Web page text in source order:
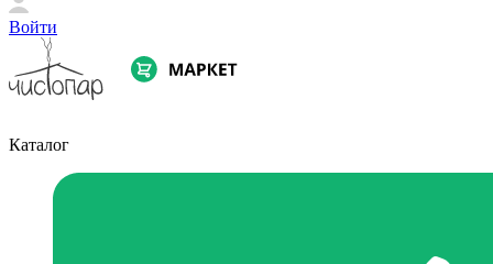
Войти
Каталог